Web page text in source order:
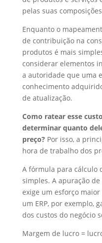
pelas suas
Enquanto o
de contribuição na
produtos é mais
considerar elementos
a autoridade que uma
conhecimento
de atualização.
Como ratear esse
determinar quanto
preço? Por isso, a
hora de trabalho dos
A fórmula para cálculo
simples. A apuração
exige um esforço
um ERP, por exemplo,
dos custos do negócio
Margem de lucro =